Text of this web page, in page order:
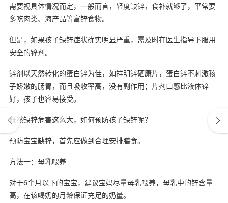
需要视具体情况而定，一般而言，轻度缺锌，食补就够了，平常要
多吃肉类、海产品等富锌食物。
但是，如果孩子缺锌症状确实明显严重，需及时在医生指导下服用
安全的锌剂。
锌剂以天然转化的蛋白锌为佳，如祥明锌硒康片，蛋白锌不刺激孩
子娇嫩的肠胃，而且吸收率高，没有副作用；片剂口感比液体锌
好，孩子也容易接受。
既然缺锌危害这么大，如何预防孩子缺锌呢？
预防宝宝缺锌，首先应做到合理安排膳食。
方法一：母乳喂养
对于6个月以下的宝宝，建议宝妈尽量母乳喂养，母乳中的锌含量
高，在该喝奶的月龄保证充足的奶量。